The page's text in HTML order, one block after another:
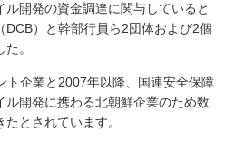
開発の資金調達に関与していると
DCB）と幹部行員ら2団体および2個
。
ト企業と2007年以降、国連安全保障
開発に携わる北朝鮮企業のため数
とされています。